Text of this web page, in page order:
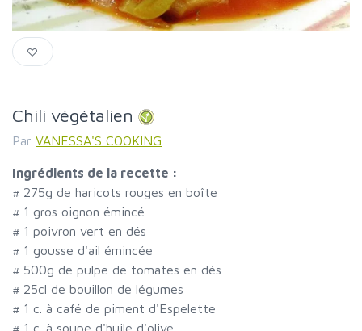
Chili végétalien
Par VANESSA'S COOKING
Ingrédients de la recette :
# 275g de haricots rouges en boîte
# 1 gros oignon émincé
# 1 poivron vert en dés
# 1 gousse d'ail émincée
# 500g de pulpe de tomates en dés
# 25cl de bouillon de légumes
# 1 c. à café de piment d'Espelette
# 1 c. à soupe d'huile d'olive